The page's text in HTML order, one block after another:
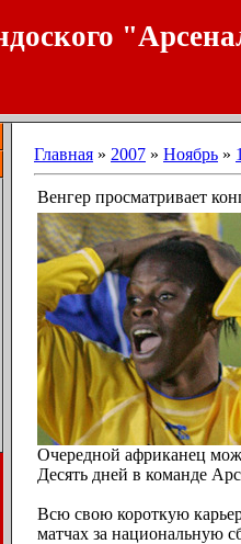
Главная » 2007 » Ноябрь »
Венгер просматривает
Очередной африканец
Десять дней в команде
Всю свою короткую
матчах за национальную